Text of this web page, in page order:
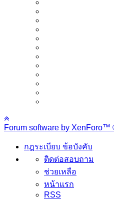
Forum software by XenForo™
กฎระเบียบ ข้อบังคับ
ติดต่อสอบถาม
ช่วยเหลือ
หน้าแรก
RSS